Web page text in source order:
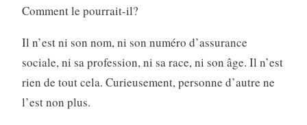
Comment le pourrait-il?
Il n’est ni son nom, ni son numéro d’assurance
sociale, ni sa profession, ni sa race, ni son âge. Il n’est
rien de tout cela. Curieusement, personne d’autre ne
l’est non plus.